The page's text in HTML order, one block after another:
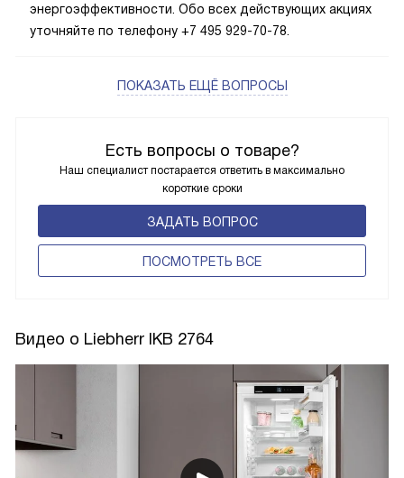
Есть вопросы о товаре?
Наш специалист постарается ответить в максимально
короткие сроки
ЗАДАТЬ ВОПРОС
ПОCМОТРЕТЬ ВСЕ
энергоэффективности. Обо всех действующих акциях
уточняйте по телефону +7 495 929-70-78.
ПОКАЗАТЬ ЕЩЁ ВОПРОСЫ
Видео о Liebherr IKB 2764